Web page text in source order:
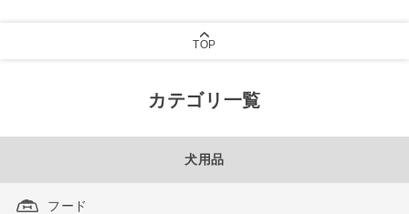
TOP
カテゴリ一覧
犬用品
フード